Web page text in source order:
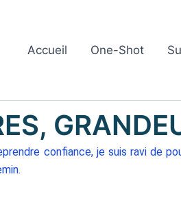
Accueil One-Shot
confiance, je suis ravi de